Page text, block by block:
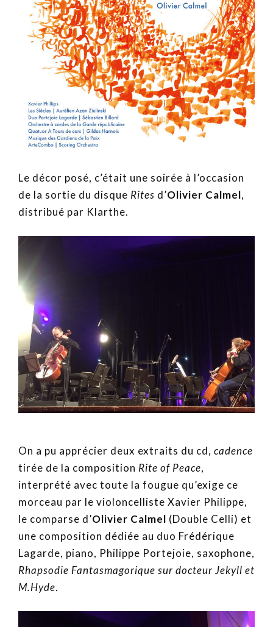
Le décor posé, c’était une soirée à l’occasion
de la sortie du disque Rites d’Olivier Calmel,
distribué par Klarthe.
On a pu apprécier deux extraits du cd, cadence
tirée de la composition Rite of Peace,
interprété avec toute la fougue qu’exige ce
morceau par le violoncelliste Xavier Philippe,
le comparse d’Olivier Calmel (Double Celli) et
une composition dédiée au duo Frédérique
Lagarde, piano, Philippe Portejoie, saxophone,
Rhapsodie Fantasmagorique sur docteur Jekyll et
M.Hyde.